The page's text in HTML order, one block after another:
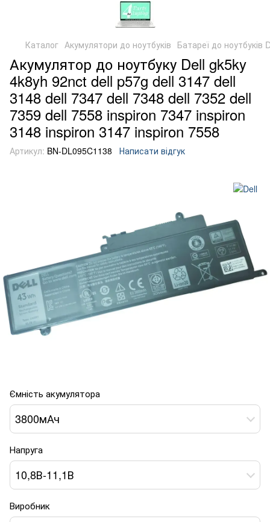
Каталог Акумулятори до ноутбуків Батареї до ноутбуків
Акумулятор до ноутбуку Dell gk5ky
4k8yh 92nct dell p57g dell 3147 dell
3148 dell 7347 dell 7348 dell 7352 dell
7359 dell 7558 inspiron 7347 inspiron
3148 inspiron 3147 inspiron 7558
Артикул: BN-DL095C1138 Написати відгук
Ємність акумулятора
3800мАч
Напруга
10,8В-11,1В
Виробник